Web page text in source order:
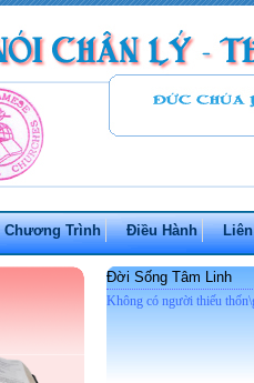
Chương Trình Điều Hành
Đời Sống Tâm Linh
Không có người thiếu